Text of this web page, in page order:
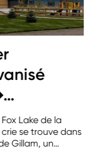
Fox Lake de la
se trouve dans
Gillam, un…